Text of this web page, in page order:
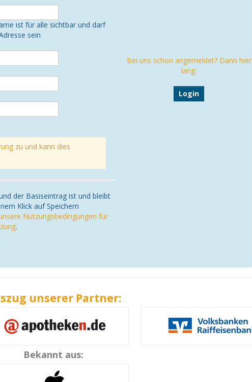
ist für alle sichtbar und darf
sein
zu und kann dies
der Basiseintrag ist und bleibt
Klick auf Speichern
Nutzungsbedingungen für
.
Bei uns schon angemeldet? Dann hier
lang:
Login
unserer Partner:
Bekannt aus: